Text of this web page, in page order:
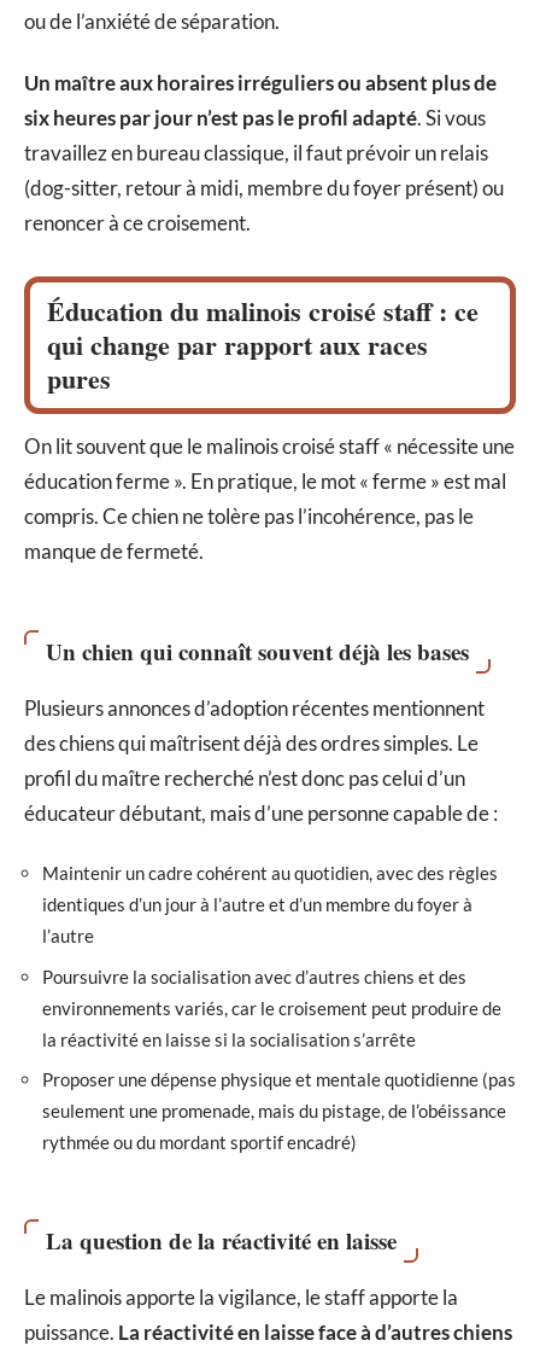
ou de l’anxiété de séparation.
Un maître aux horaires irréguliers ou absent plus de
six heures par jour n’est pas le profil adapté. Si vous
travaillez en bureau classique, il faut prévoir un relais
(dog-sitter, retour à midi, membre du foyer présent) ou
renoncer à ce croisement.
Éducation du malinois croisé staff : ce
qui change par rapport aux races
pures
On lit souvent que le malinois croisé staff « nécessite une
éducation ferme ». En pratique, le mot « ferme » est mal
compris. Ce chien ne tolère pas l’incohérence, pas le
manque de fermeté.
Un chien qui connaît souvent déjà les bases
Plusieurs annonces d’adoption récentes mentionnent
des chiens qui maîtrisent déjà des ordres simples. Le
profil du maître recherché n’est donc pas celui d’un
éducateur débutant, mais d’une personne capable de :
Maintenir un cadre cohérent au quotidien, avec des règles
identiques d’un jour à l’autre et d’un membre du foyer à
l’autre
Poursuivre la socialisation avec d’autres chiens et des
environnements variés, car le croisement peut produire de
la réactivité en laisse si la socialisation s’arrête
Proposer une dépense physique et mentale quotidienne (pas
seulement une promenade, mais du pistage, de l’obéissance
rythmée ou du mordant sportif encadré)
La question de la réactivité en laisse
Le malinois apporte la vigilance, le staff apporte la
puissance. La réactivité en laisse face à d’autres chiens